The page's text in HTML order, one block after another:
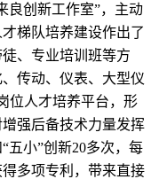
良创新工作室”，主动
梯队培养建设作出了
、专业培训班等方
传动、仪表、大型仪
位人才培养平台，形
强后备技术力量发挥
五小”创新20多次，每
多项专利，带来直接